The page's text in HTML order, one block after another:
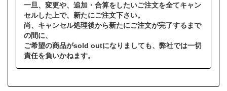
一旦、変更や、追加・合算をしたいご注文を全てキャン
セルした上で、新たにご注文下さい。
尚、キャンセル処理後から新たにご注文が完了するまで
の間に、
ご希望の商品がsold outになりましても、弊社では一切
責任を負いかねます。